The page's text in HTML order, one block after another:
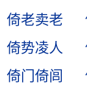
倚老卖老
倚势凌人
倚门倚闾